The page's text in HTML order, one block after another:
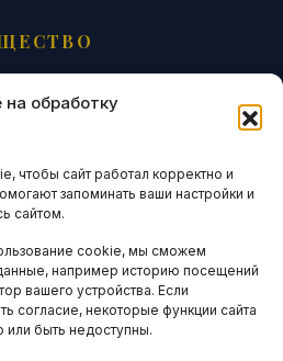
на обработку
чтобы сайт работал корректно и
запоминать ваши настройки и
сайтом.
cookie, мы сможем
например историю посещений
вашего устройства. Если
согласие, некоторые функции сайта
или быть недоступны.